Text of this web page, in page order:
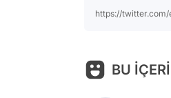
https://
BU